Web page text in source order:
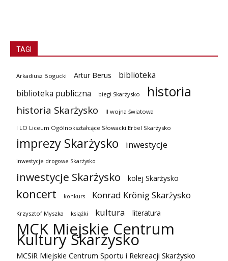
TAGI
Arkadiusz Bogucki Artur Berus
biblioteka
biblioteka publiczna
biegi Skarżysko historia
historia Skarżysko II wojna światowa
I LO Liceum Ogólnokształcące Słowacki Erbel Skarżysko
imprezy Skarżysko inwestycje
inwestycje drogowe Skarżysko
inwestycje Skarżysko kolej Skarżysko
koncert konkurs Konrad Krönig Skarżysko
Krzysztof Myszka książki kultura literatura
MCK Miejskie Centrum
Kultury Skarżysko
MCSiR Miejskie Centrum Sportu i Rekreacji Skarżysko